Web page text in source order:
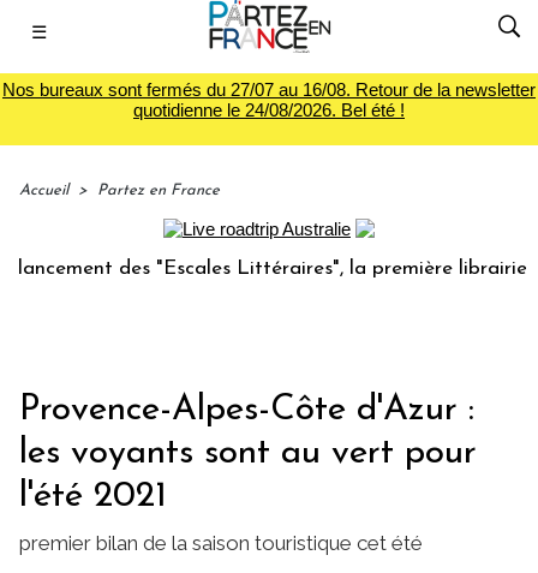
☰
Nos bureaux sont fermés du 27/07 au 16/08. Retour de la newsletter
quotidienne le 24/08/2026. Bel été !
Accueil > Partez en France
des "Escales Littéraires", la première librairie du
Provence-Alpes-Côte d'Azur :
les voyants sont au vert pour
l'été 2021
premier bilan de la saison touristique cet été